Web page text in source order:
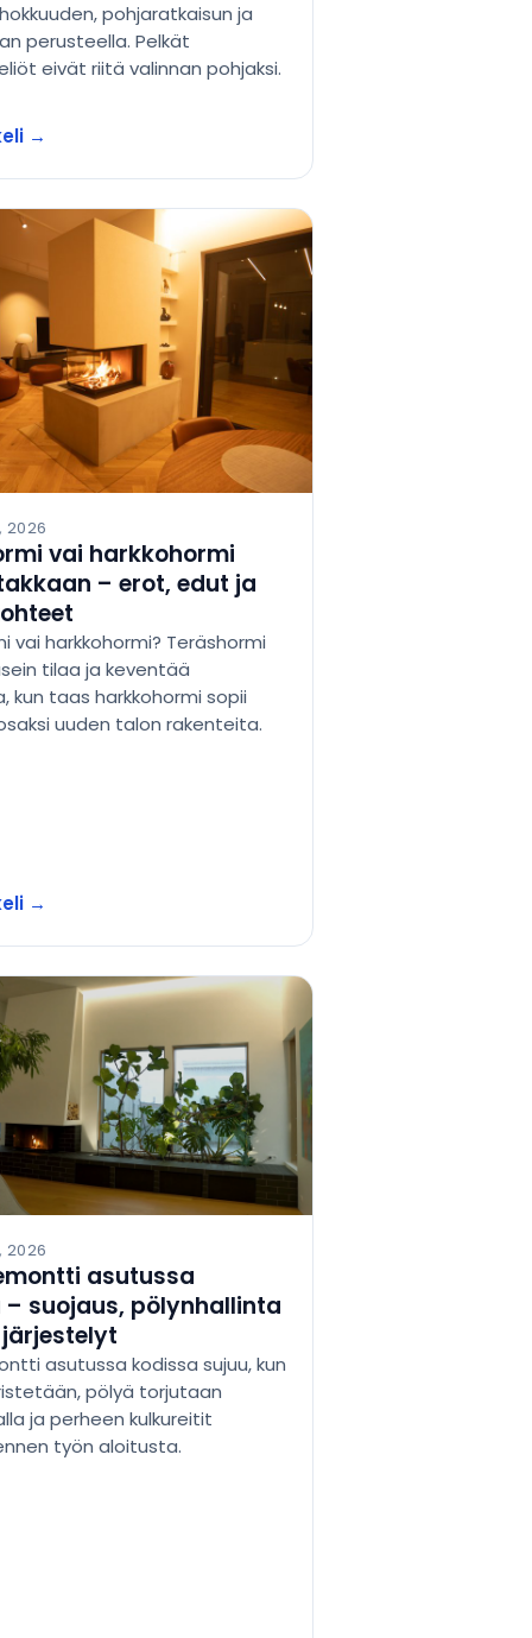
pohjaratkaisun ja
perusteella. Pelkät
eivät riitä valinnan pohjaksi.
→
2026
vai harkkohormi
– erot, edut ja
vai harkkohormi? Teräshormi
tilaa ja keventää
kun taas harkkohormi sopii
uuden talon rakenteita.
→
2026
asutussa
– suojaus, pölynhallinta
asutussa kodissa sujuu, kun
pölyä torjutaan
ja perheen kulkureitit
työn aloitusta.